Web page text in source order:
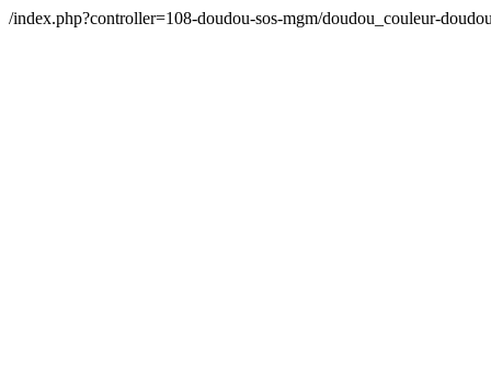
/index.php?controller=108-doudou-sos-mgm/doudou_couleur-